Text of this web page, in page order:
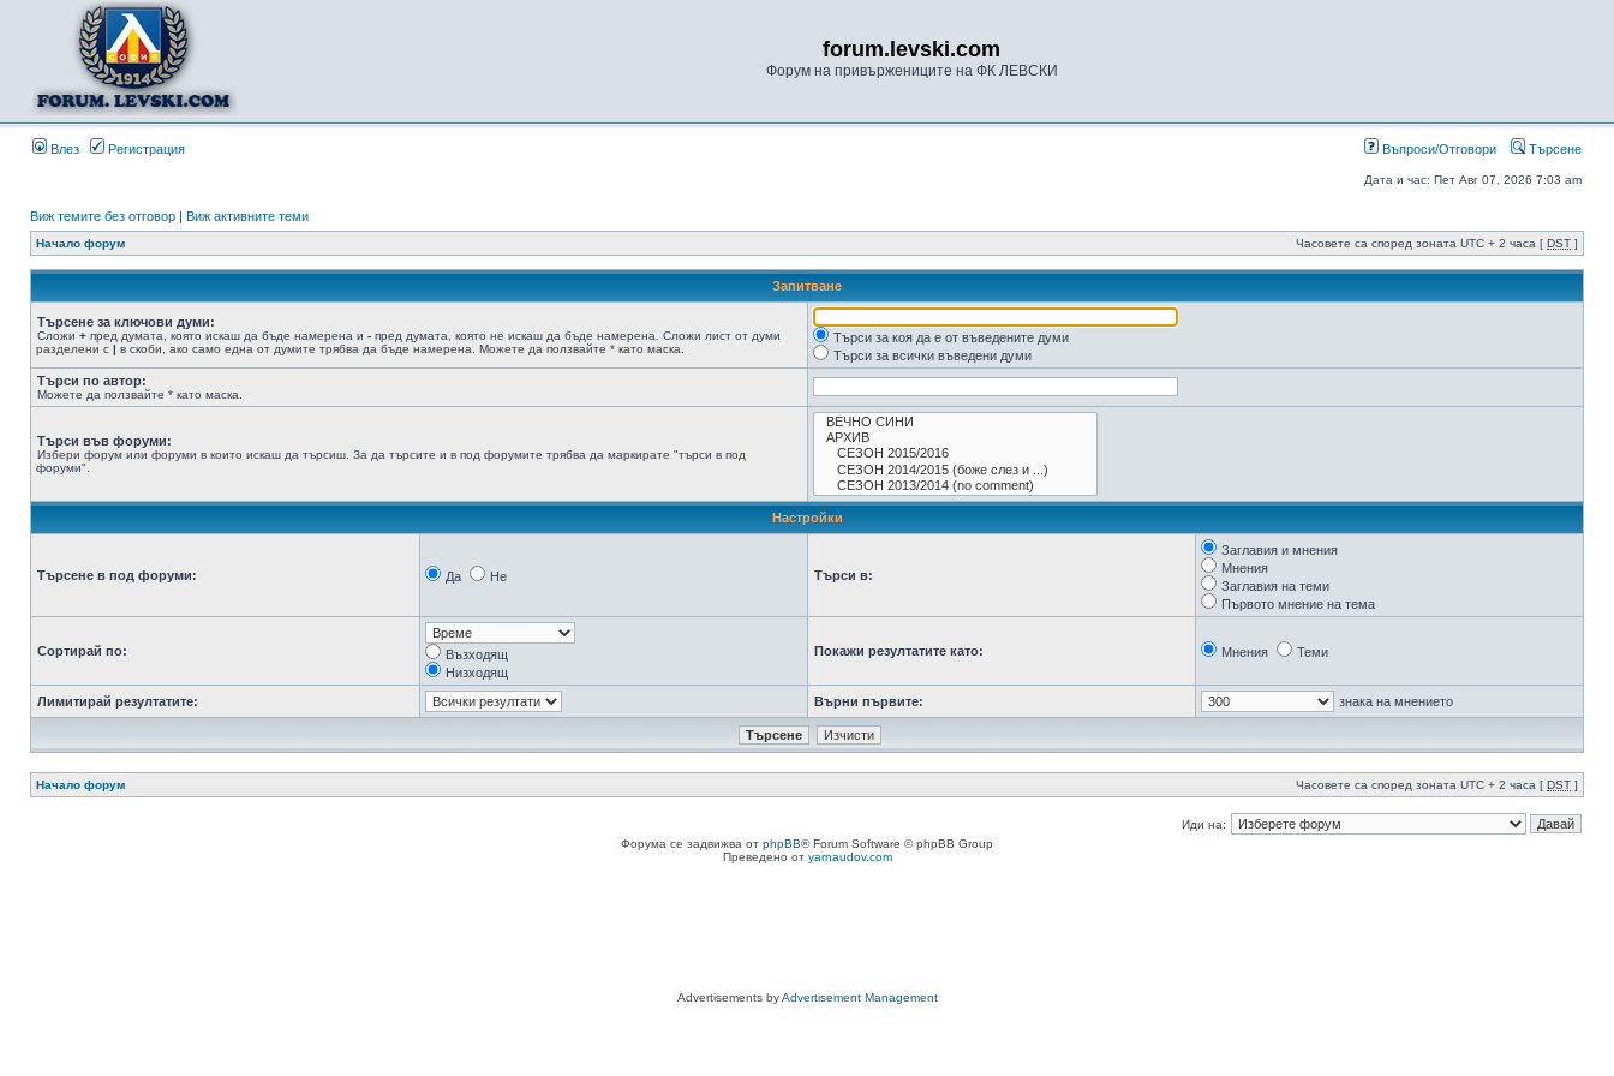
forum.levski.com
Форум на привържениците на ФК ЛЕВСКИ
Влез Регистрация Въпроси/Отговори Търсене
Дата и час: Пет Авг 07, 2026 7:03 am
Виж темите без отговор | Виж активните теми
Начало форум Часовете са според зоната UTC + 2 часа [ DST ]
Запитване
Търсене за ключови думи:
Сложи + пред думата, която искаш да бъде намерена и - пред думата, която не искаш да бъде намерена. Сложи лист от думи
разделени с | в скоби, ако само една от думите трябва да бъде намерена. Можете да ползвайте * като маска.
Търси за коя да е от въведените думи
Търси за всички въведени думи
Търси по автор:
Можете да ползвайте * като маска.
Търси във форуми:
Избери форум или форуми в които искаш да търсиш. За да търсите и в под форумите трябва да маркирате "търси в под
форуми".
Настройки
Търсене в под форуми: Да Не Търси в:
Заглавия и мнения
Мнения
Заглавия на теми
Първото мнение на тема
Сортирай по:
Възходящ
Низходящ
Покажи резултатите като: Мнения Теми
Лимитирай резултатите: Върни първите: знака на мнението
Начало форум Часовете са според зоната UTC + 2 часа [ DST ]
Иди на:
Форума се задвижва от phpBB® Forum Software © phpBB Group
Преведено от yarnaudov.com
Advertisements byAdvertisement Management